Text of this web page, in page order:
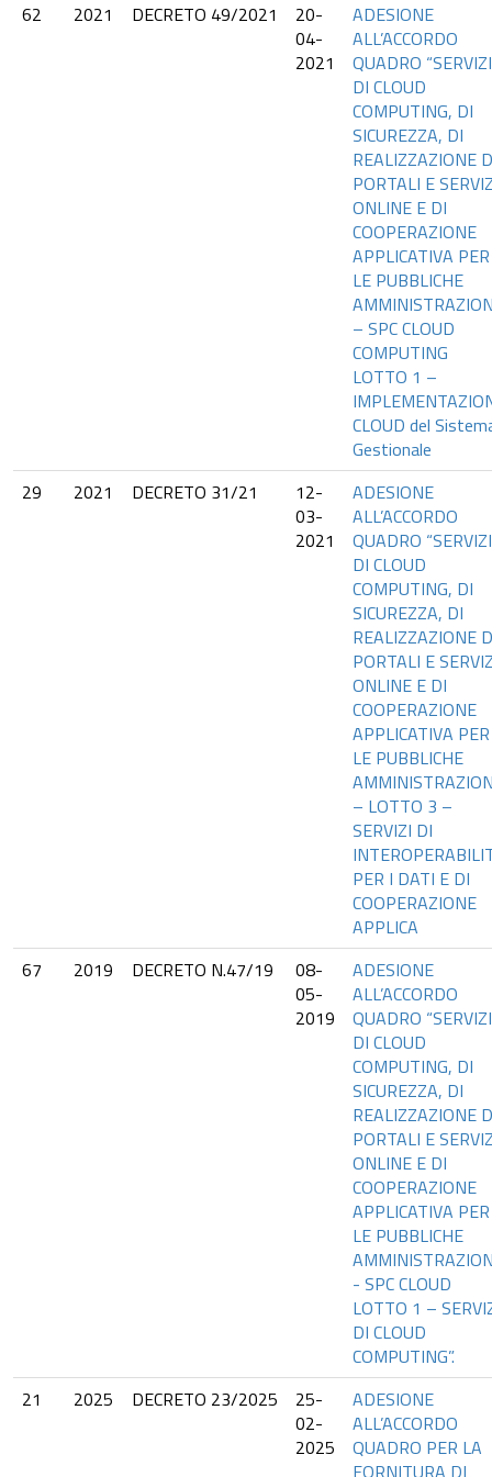
62
2021 DECRETO 49/2021
20-
04-
2021
ADESIONE
ALL’ACCORDO
QUADRO “SERVIZI
DI CLOUD
COMPUTING, DI
SICUREZZA, DI
REALIZZAZIONE
PORTALI E
ONLINE E DI
COOPERAZIONE
APPLICATIVA PER
LE PUBBLICHE
– SPC CLOUD
COMPUTING
LOTTO 1 –
CLOUD del
Gestionale
29
2021 DECRETO 31/21
12-
03-
2021
ADESIONE
ALL’ACCORDO
QUADRO “SERVIZI
DI CLOUD
COMPUTING, DI
SICUREZZA, DI
REALIZZAZIONE
PORTALI E
ONLINE E DI
COOPERAZIONE
APPLICATIVA PER
LE PUBBLICHE
– LOTTO 3 –
SERVIZI DI
PER I DATI E DI
COOPERAZIONE
APPLICA
67
2019 DECRETO N.47/19
08-
05-
2019
ADESIONE
ALL’ACCORDO
QUADRO “SERVIZI
DI CLOUD
COMPUTING, DI
SICUREZZA, DI
REALIZZAZIONE
PORTALI E
ONLINE E DI
COOPERAZIONE
APPLICATIVA PER
LE PUBBLICHE
- SPC CLOUD
LOTTO 1 –
DI CLOUD
COMPUTING”.
21
2025 DECRETO 23/2025
25-
02-
2025
ADESIONE
ALL’ACCORDO
QUADRO PER LA
FORNITURA DI